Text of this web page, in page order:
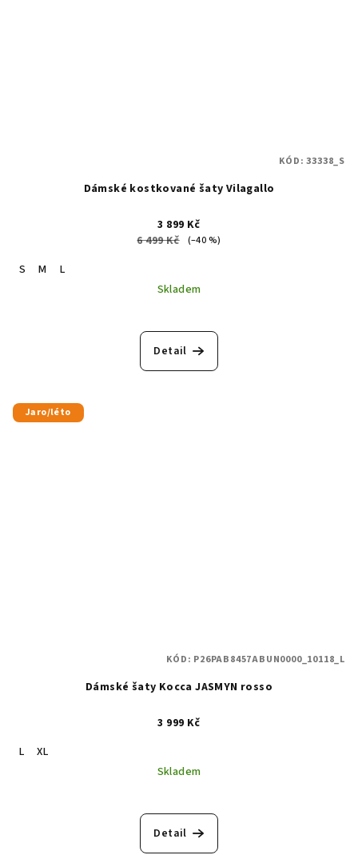
Dámské kostkované šaty Vilagallo
3 899 Kč
6 499 Kč
(–40 %)
S M
L
Skladem
Detail
KÓD:33338_S
Jaro/léto
Dámské šaty Kocca JASMYN rosso
3 999 Kč
L
XL
Skladem
Detail
KÓD: P26PAB8457ABUN0000_10118_L